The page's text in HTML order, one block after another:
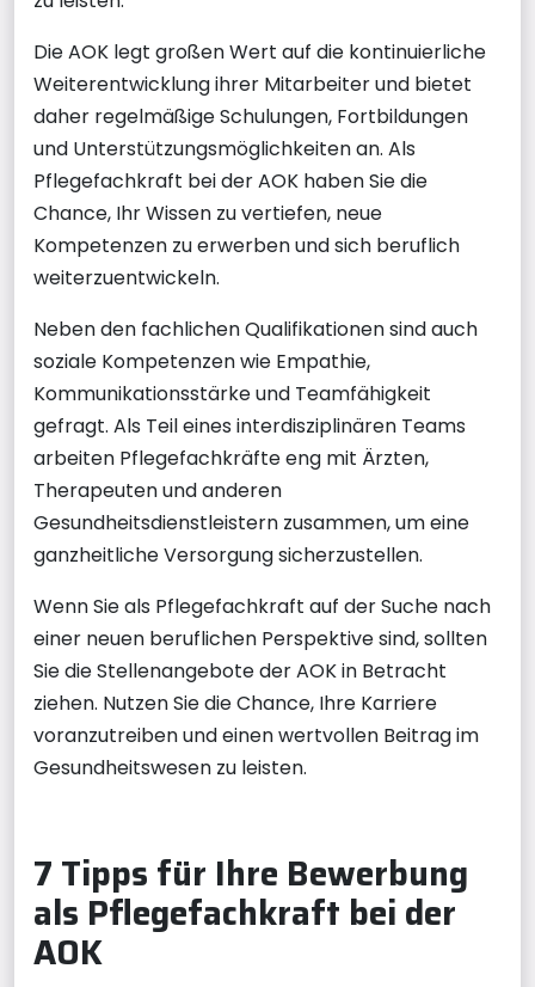
Die AOK legt großen Wert auf die kontinuierliche
Weiterentwicklung ihrer Mitarbeiter und bietet
daher regelmäßige Schulungen, Fortbildungen
und Unterstützungsmöglichkeiten an. Als
Pflegefachkraft bei der AOK haben Sie die
Chance, Ihr Wissen zu vertiefen, neue
Kompetenzen zu erwerben und sich beruflich
weiterzuentwickeln.
Neben den fachlichen Qualifikationen sind auch
soziale Kompetenzen wie Empathie,
Kommunikationsstärke und Teamfähigkeit
gefragt. Als Teil eines interdisziplinären Teams
arbeiten Pflegefachkräfte eng mit Ärzten,
Therapeuten und anderen
Gesundheitsdienstleistern zusammen, um eine
ganzheitliche Versorgung sicherzustellen.
Wenn Sie als Pflegefachkraft auf der Suche nach
einer neuen beruflichen Perspektive sind, sollten
Sie die Stellenangebote der AOK in Betracht
ziehen. Nutzen Sie die Chance, Ihre Karriere
voranzutreiben und einen wertvollen Beitrag im
Gesundheitswesen zu leisten.
7 Tipps für Ihre Bewerbung
als Pflegefachkraft bei der
AOK